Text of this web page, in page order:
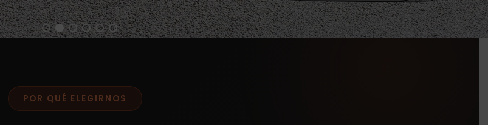
POR QUÉ ELEGIRNOS